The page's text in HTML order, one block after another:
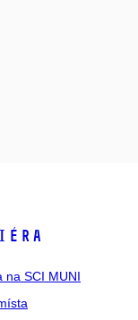
na SCI MUNI